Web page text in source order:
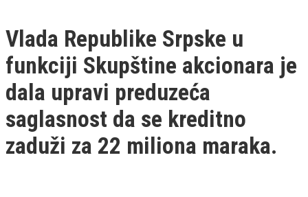
Vlada Republike Srpske u
funkciji Skupštine akcionara je
dala upravi preduzeća
saglasnost da se kreditno
zaduži za 22 miliona maraka.